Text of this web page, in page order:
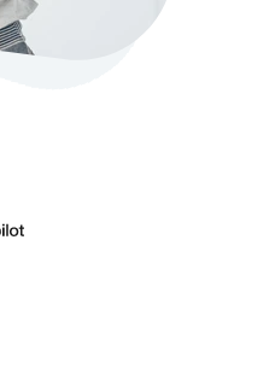
Dein Unternehmen überall zu